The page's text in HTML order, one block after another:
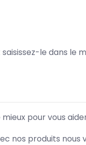
le dans le
pour vous
nos produits nous